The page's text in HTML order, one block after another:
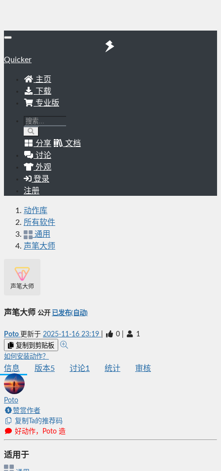
Quicker
主页
下载
专业版
分享
文档
讨论
外观
登录
注册
动作库
所有软件
通用
声笔大师
声笔大师
声笔大师 公开 已发布(自动)
Poto 更新于 2025-11-16 23:19 0 1
复制到剪贴板
如何安装动作？
信息 版本5 讨论1 统计 审核
Poto
赞赏作者
复制Ta的推荐码
好动作，Poto 造
适用于